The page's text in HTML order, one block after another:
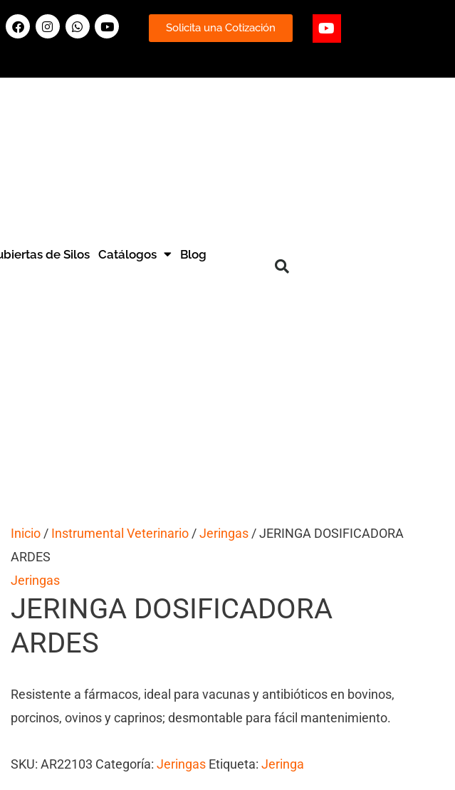
FacebookInstagram
WhatsappYoutube
Solicita una Cotización Youtube
de Silos Catálogos Blog
Inicio / Instrumental Veterinario /Jeringas / JERINGA DOSIFICADORA
ARDES
Jeringas
JERINGA DOSIFICADORA
ARDES
Resistente a fármacos, ideal para vacunas y antibióticos en bovinos,
porcinos, ovinos y caprinos; desmontable para fácil mantenimiento.
SKU: AR22103 Categoría: Jeringas Etiqueta: Jeringa